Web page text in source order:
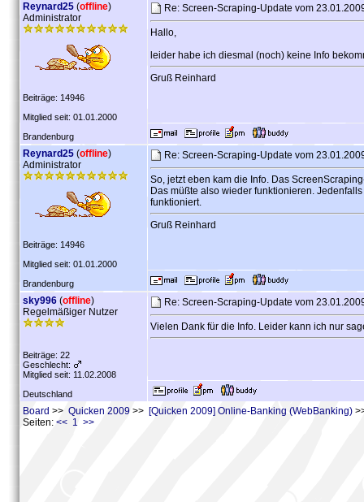
Reynard25 (offline)
Administrator
Beiträge: 14946
Mitglied seit: 01.01.2000
Brandenburg
Re: Screen-Scraping-Update vom
Hallo,
leider habe ich diesmal (noch) keine Info
Gruß Reinhard
Reynard25 (offline)
Administrator
Beiträge: 14946
Mitglied seit: 01.01.2000
Brandenburg
Re: Screen-Scraping-Update vom
So, jetzt eben kam die Info. Das
Das müßte also wieder funktionieren.
funktioniert.
Gruß Reinhard
sky996 (offline)
Regelmäßiger Nutzer
Beiträge: 22
Geschlecht:
Mitglied seit: 11.02.2008
Deutschland
Re: Screen-Scraping-Update vom
Vielen Dank für die Info. Leider kann ich nur
Board >> Quicken 2009 >> [Quicken 2009] Online-Banking (WebBanking)
Seiten: << 1 >>